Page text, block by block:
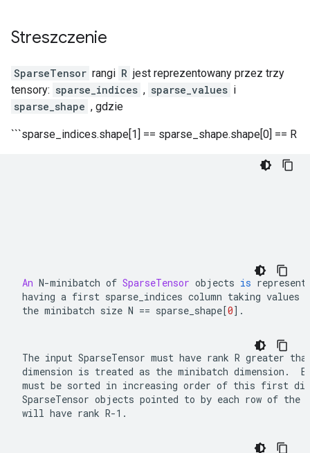
Streszczenie
SparseTensor rangi R jest reprezentowany przez trzy
tensory: sparse_indices , sparse_values ​​i
sparse_shape , gdzie
```sparse_indices.shape[1] == sparse_shape.shape[0] == R
An N-minibatch of SparseTensor objects is
having a first sparse_indices column taking values
the minibatch size N == sparse_shape[0] .
The input SparseTensor must have rank R greater
dimension is treated as the minibatch dimension.
SparseTensor objects pointed to by each row of the
will have rank R-1 .